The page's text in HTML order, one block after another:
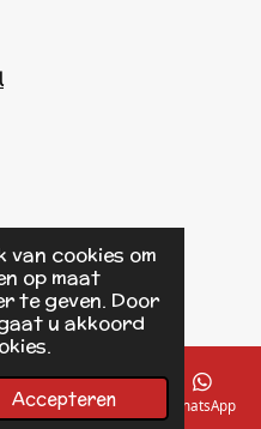
van cookies om
op maat
te geven. Door
u akkoord
Accepteren
Kaart Facebook WhatsApp